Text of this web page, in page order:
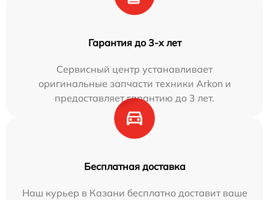
Гарантия до 3-х лет
Сервисный центр устанавливает
оригинальные запчасти техники Arkon и
предоставляет гарантию до 3 лет.
Бесплатная доставка
Наш курьер в Казани бесплатно доставит ваше